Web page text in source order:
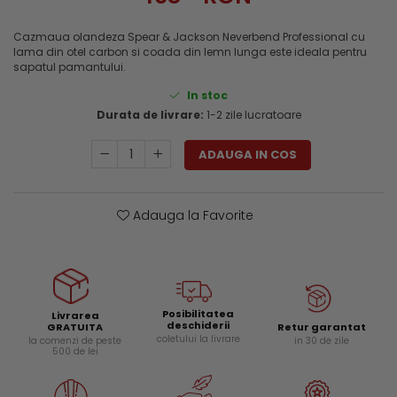
Buzunare externe
Echipamente specializate
Echipamente veterinari
Echipamente trimeri ongloane
Cazmaua olandeza Spear & Jackson Neverbend Professional cu
lama din otel carbon si coada din lemn lunga este ideala pentru
sapatul pamantului.
In stoc
Durata de livrare: 1-2 zile lucratoare
ADAUGA IN COS
Adauga la Favorite
Livrarea
GRATUITA
la comenzi de peste
500 de lei
Posibilitatea
deschiderii
coletului la livrare
Retur garantat
in 30 de zile